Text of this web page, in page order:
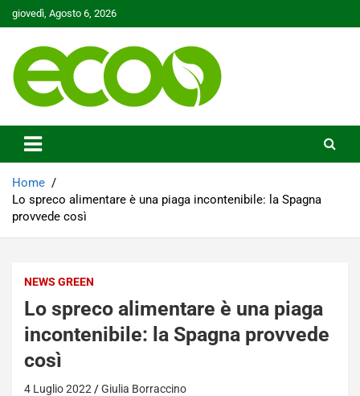
Skip
to
giovedì, Agosto 6, 2026
Ecoo.it
Home
Lo spreco alimentare è una piaga incontenibile: la Spagna
provvede così
NEWS GREEN
Lo spreco alimentare è una piaga
incontenibile: la Spagna provvede
così
4 Luglio 2022 Giulia Borraccino